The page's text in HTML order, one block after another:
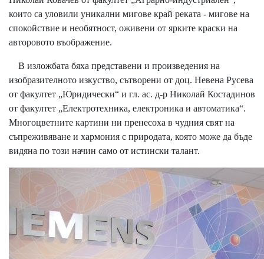
които са уловили уникални мигове край реката - мигове на
спокойствие и необятност, оживени от ярките краски на
авторовото въображение.
В изложбата бяха представени и произведения на
изобразителното изкуство, сътворени от доц. Невена Русева
от факултет „Юридически“ и гл. ас. д-р Николай Костадинов
от факултет „Електротехника, електроника и автоматика“.
Многоцветните картини ни пренесоха в чудния свят на
съпреживяване и хармония с природата, която може да бъде
видяна по този начин само от истински талант.